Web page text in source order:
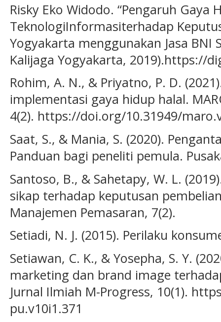
Risky Eko Widodo. “Pengaruh Gaya
TeknologiInformasiterhadap
Yogyakarta menggunakan Jasa BNI
Kalijaga Yogyakarta, 2019).https://
Rohim, A. N., & Priyatno, P. D.
implementasi gaya hidup halal.
4(2). https://doi.org/10.31949/
Saat, S., & Mania, S. (2020).
Panduan bagi peneliti pemula.
Santoso, B., & Sahetapy, W. L.
sikap terhadap keputusan
Manajemen Pemasaran, 7(2).
Setiadi, N. J. (2015). Perilaku
Setiawan, C. K., & Yosepha, S. Y.
marketing dan brand image
Jurnal Ilmiah M-Progress, 10(1).
pu.v10i1.371